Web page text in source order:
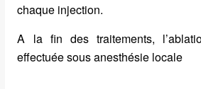
chaque injection.
A la fin des traitements,
effectuée sous anesthésie locale